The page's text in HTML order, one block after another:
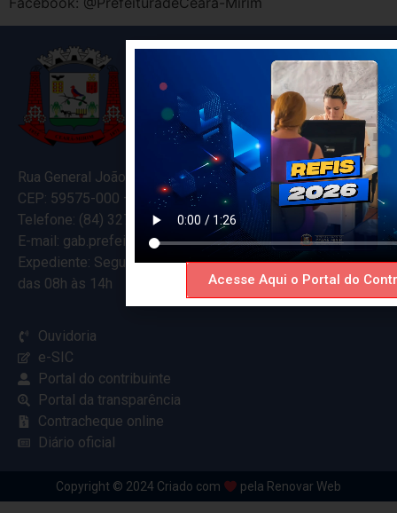
Rua General João Varela, 635
CEP: 59575-000 – Ceará-Mirim – RN
Telefone: (84) 3274-5916
E-mail: gab.prefeitocearamirim@gmail.com
Expediente: Segunda à Sexta
das 08h às 14h
Ouvidoria
e-SIC
Portal do contribuinte
Portal da transparência
Contracheque online
Diário oficial
Copyright © 2024 Criado com pela Renovar Web
Acesse Aqui o Portal do